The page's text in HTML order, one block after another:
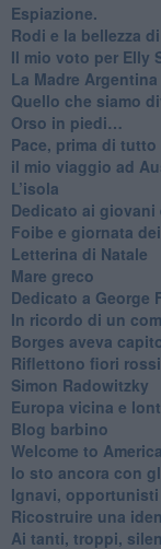
Espiazione.
Rodi e la bellezza
​Il mio voto per Elly
​La Madre Argentina
Quello che siamo
Orso in piedi…
​Pace, prima di tutto
​il mio viaggio ad
​L’isola
Dedicato ai giovani
​Foibe e giornata
Letterina di Natale
Mare greco
​Dedicato a George
​In ricordo di un
Borges aveva
Riflettono fiori rossi
Simon Radowitzky
Europa vicina e
Blog barbino
Welcome to America
​Io sto ancora con
​Ignavi,
Ricostruire una
Ai tanti, troppi,